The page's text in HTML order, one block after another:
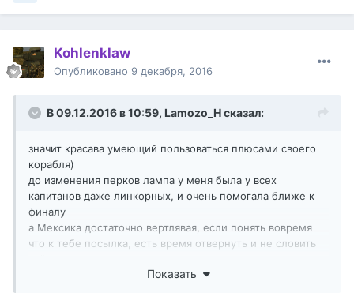
Kohlenklaw
Опубликовано 9 декабря, 2016
В 09.12.2016 в 10:59, Lamozo_Hсказал:
значит красава умеющий пользоваться плюсами своего
корабля)
до изменения перков лампа у меня была у всех
капитанов даже линкорных, и очень помогала ближе к
финалу
а Мексика достаточно вертлявая, если понять вовремя
что к тебе посылка, есть время отвернуть и не словить
Показать